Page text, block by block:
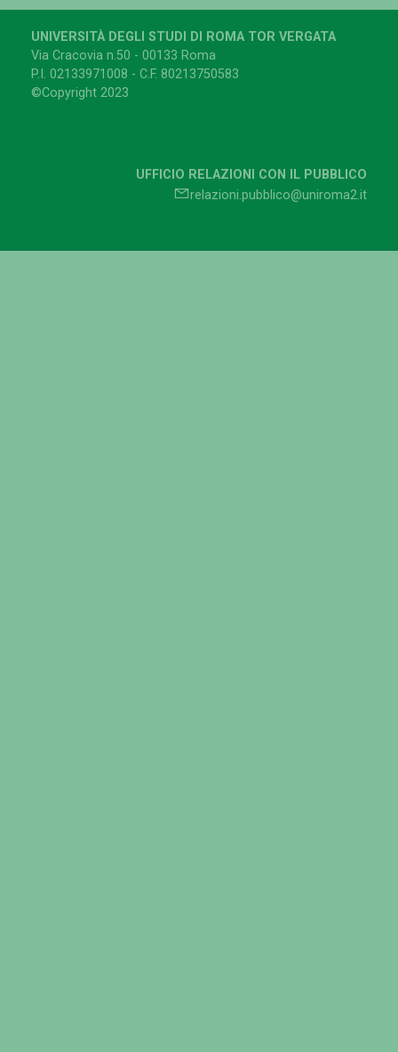
UNIVERSITÀ DEGLI STUDI DI ROMA TOR VERGATA
Via Cracovia n.50 - 00133 Roma
P.I. 02133971008 - C.F. 80213750583
©Copyright 2023
UFFICIO RELAZIONI CON IL PUBBLICO
relazioni.pubblico@uniroma2.it